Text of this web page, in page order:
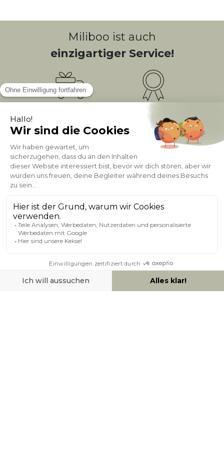
Miliboo ist auch
einzigartiger Service!
Bonusprogramm
PUNKTE = 5
HILFE & KONTAKT